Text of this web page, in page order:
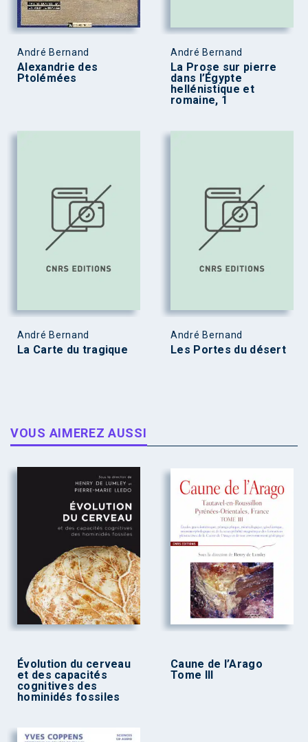
André Bernand
Alexandrie des
Ptolémées
André Bernand
La Prose sur pierre
dans l’Égypte
hellénistique et
romaine, 1
André Bernand
La Carte du tragique
André Bernand
Les Portes du désert
VOUS AIMEREZ AUSSI
Évolution du cerveau
et des capacités
cognitives des
hominidés fossiles
Caune de l’Arago
Tome III